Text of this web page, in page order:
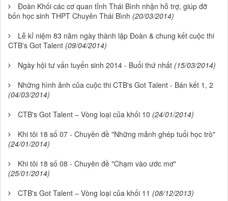
Đoàn Khối các cơ quan tỉnh Thái Bình nhận hỗ trợ, giúp đỡ
bốn học sinh THPT Chuyên Thái Bình (20/03/2014)
Lễ kỉ niệm 83 năm ngày thành lập Đoàn & chung kết cuộc thi
CTB's Got Talent (09/04/2014)
Ngày hội tư vấn tuyển sinh 2014 - Buổi thứ nhất (15/03/2014)
Những hình ảnh của cuộc thi CTB's Got Talent - Bán kết 1, 2
(04/03/2014)
CTB's Got Talent – Vòng loại của khối 10 (24/01/2014)
Khi tôi 18 số 07 - Chuyên đề "Những mảnh ghép tuổi học trò"
(24/01/2014)
Khi tôi 18 số 08 - Chuyên đề "Chạm vào ước mơ"
(25/01/2014)
CTB's Got Talent – Vòng loại của khối 11 (08/12/2013)